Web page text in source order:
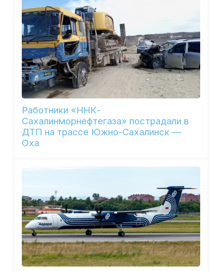
Работники «ННК-
Сахалинморнефтегаза» пострадали в
ДТП на трассе Южно-Сахалинск —
Оха